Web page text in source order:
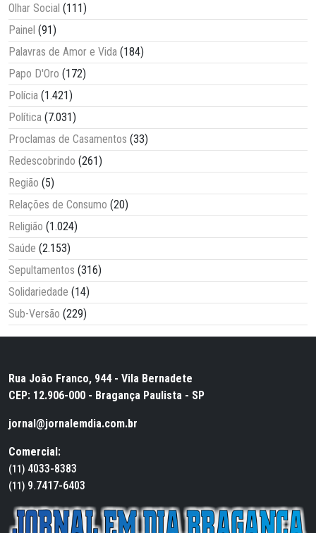
Olhar Social (111)
Painel (91)
Palavras de Amor e Vida (184)
Papo D'Oro (172)
Polícia (1.421)
Política (7.031)
Proclamas de Casamentos (33)
Redescobrindo (261)
Região (5)
Relações de Consumo (20)
Religião (1.024)
Saúde (2.153)
Sepultamentos (316)
Solidariedade (14)
Sub-Versão (229)
Rua João Franco, 944 - Vila Bernadete
CEP: 12.906-000 - Bragança Paulista - SP
jornal@jornalemdia.com.br
Comercial:
(11) 4033-8383
(11) 9.7417-6403